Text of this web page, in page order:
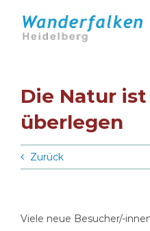
Inhalt
springen
Die Natur
überlegen
Zurück
Viele neue Besucher/-